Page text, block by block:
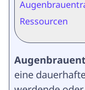
Ressourcen
eine